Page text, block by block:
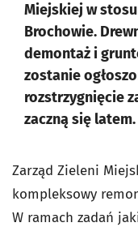
Miejskiej w
Brochowie.
demontaż i
zostanie
rozstrzygnięcie
zaczną się latem.
Zarząd Zieleni
kompleksowy
W ramach zadań